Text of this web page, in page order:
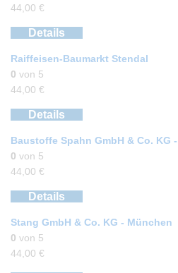
44,00 €
Details
Raiffeisen-Baumarkt Stendal
0 von 5
44,00 €
Details
Baustoffe Spahn GmbH & Co. KG
0 von 5
44,00 €
Details
Stang GmbH & Co. KG - München
0 von 5
44,00 €